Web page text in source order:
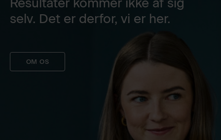
selv. Det er derfor, vi er her.
OM OS